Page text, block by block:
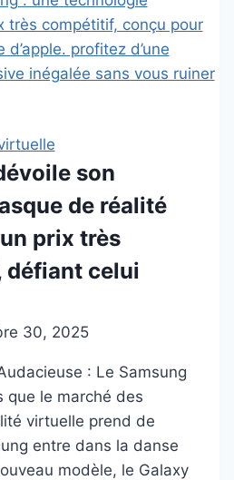
son
de réalité
prix très
défiant celui
30, 2025
: Le Samsung
que le marché des
virtuelle prend de
entre dans la danse
modèle, le Galaxy